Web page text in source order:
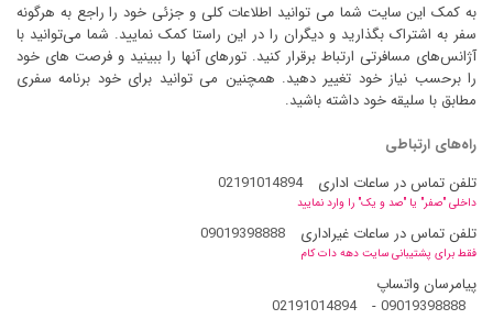
به کمک این سایت شما می توانید اطلاعات کلی و جزئی خود را راجع به هرگونه
سفر به اشتراک بگذارید و دیگران را در این راستا کمک نمایید. شما می‌توانید با
آژانس‌های مسافرتی ارتباط برقرار کنید. تورهای آنها را ببینید و فرصت های خود
را برحسب نیاز خود تغییر دهید. همچنین می توانید برای خود برنامه سفری
مطابق با سلیقه خود داشته باشید.
راه‌های ارتباطی
تلفن تماس در ساعات اداری
02191014894
داخلی "صفر" یا "صد و یک" را وارد نمایید
تلفن تماس در ساعات غیراداری 09019398888
فقط برای پشتیبانی سایت دهه دات کام
پیامرسان واتساپ
09019398888
-
02191014894